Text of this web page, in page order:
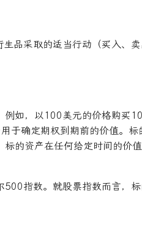
品采取的适当行动（买入、卖
如，以100美元的价格购买
于确定期权到期前的价值。标
的资产在任何给定时间的价
指数。就股票指数而言，